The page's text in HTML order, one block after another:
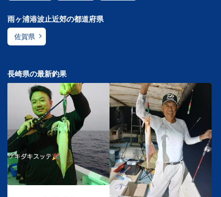
雨ヶ浦港波止近郊の都道府県
佐賀県
長崎県の最新釣果